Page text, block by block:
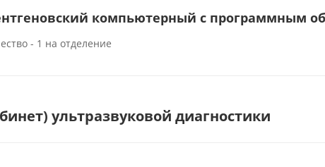
компьютерный с программным
- 1 на отделение
ультразвуковой диагностики